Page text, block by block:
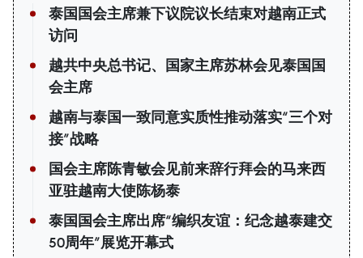
泰国国会主席兼下议院议长结束对越南正式
访问
越共中央总书记、国家主席苏林会见泰国国
会主席
越南与泰国一致同意实质性推动落实“三个对
接”战略
国会主席陈青敏会见前来辞行拜会的马来西
亚驻越南大使陈杨泰
泰国国会主席出席“编织友谊：纪念越泰建交
50周年”展览开幕式